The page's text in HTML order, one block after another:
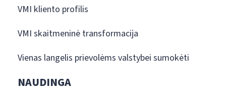
VMI kliento profilis
VMI skaitmeninė transformacija
Vienas langelis prievolėms valstybei sumokėti
NAUDINGA